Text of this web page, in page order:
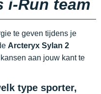
i-Run team
te geven tijdens je
Arcteryx Sylan 2
aan jouw kant te
type sporter,